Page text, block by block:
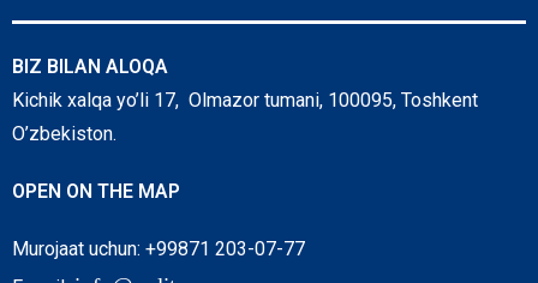
BIZ BILAN ALOQA
Kichik xalqa yo’li 17, Olmazor tumani, 100095, Toshkent
O’zbekiston.
OPEN ON THE MAP
Murojaat uchun: +99871 203-07-77